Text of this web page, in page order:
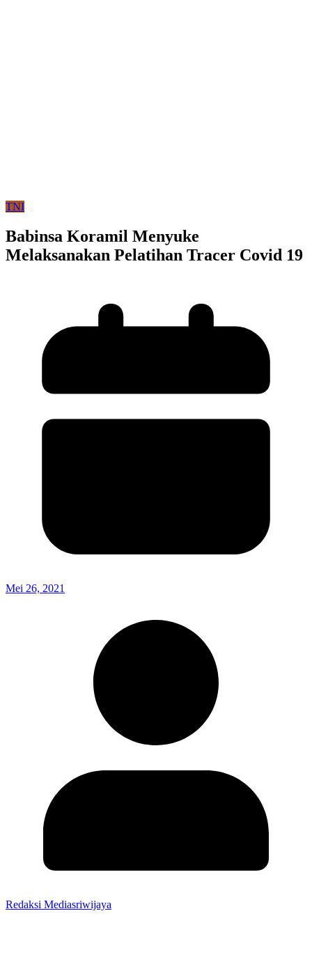
TNI
Babinsa Koramil Menyuke
Melaksanakan Pelatihan Tracer Covid 19
Mei 26, 2021
Redaksi Mediasriwijaya